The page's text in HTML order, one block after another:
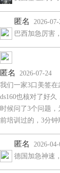
匿名 2026-
巴西加急厉害
匿名 2026-07-24
我们一家3口美签在
ds160也核对了好
时候问了3个问题
前培训过的，3分
匿名 2026-
德国加急神速